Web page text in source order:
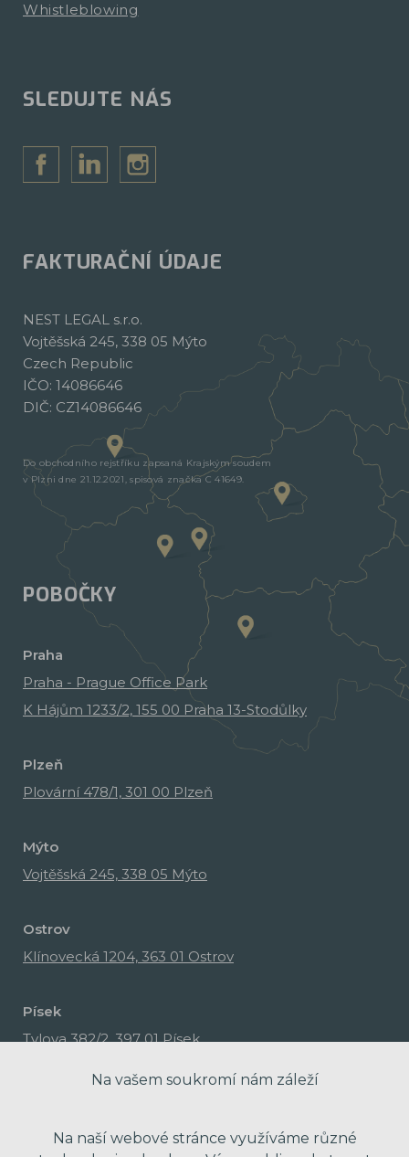
Whistleblowing
SLEDUJTE NÁS
FAKTURAČNÍ ÚDAJE
NEST LEGAL s.r.o.
Vojtěšská 245, 338 05 Mýto
Czech Republic
IČO: 14086646
DIČ: CZ14086646
Do obchodního rejstříku zapsaná Krajským soudem
v Plzni dne 21.12.2021, spisová značka C 41649.
POBOČKY
Praha
Praha - Prague Office Park
K Hájům 1233/2, 155 00 Praha 13-Stodůlky
Plzeň
Plovární 478/1, 301 00 Plzeň
Mýto
Vojtěšská 245, 338 05 Mýto
Ostrov
Klínovecká 1204, 363 01 Ostrov
Písek
Tylova 382/2, 397 01 Písek
Na vašem soukromí nám záleží
Na naší webové stránce využíváme různé